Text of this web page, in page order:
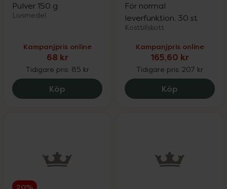
Pulver 150 g
Livsmedel
Kampanjpris online
68 kr
Tidigare pris: 85 kr
Köp Superfruit Gurkmeja EKO, 68 kr.
För normal
leverfunktion. 30 st
Kosttillskott
Kampanjpris online
165,60 kr
Tidigare pris: 207 kr
Köp New
20%